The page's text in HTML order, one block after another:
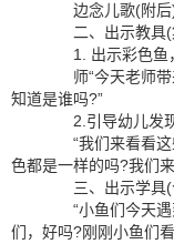
边念儿歌(附后)
二、出示教具(
1. 出示彩色鱼
师“今天老师带
知道是谁吗?”
2.引导幼儿发现
“我们来看看这
色都是一样的吗?我们
三、出示学具(
“小鱼们今天遇
们，好吗?刚刚小鱼们